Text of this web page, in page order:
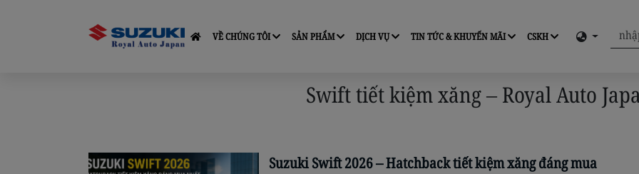
VỀ CHÚNG TÔI SẢN PHẨM DỊCH VỤ TIN TỨC & KHUYẾN MÃI CSKH
Swift tiết kiệm xăng – Royal Auto
Suzuki Swift 2026 – Hatchback tiết kiệm xăng đáng mua